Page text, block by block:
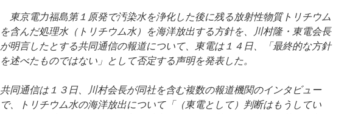
東京電力福島第１原発で汚染水を浄化した後に残る放射性物質トリチウム
を含んだ処理水（トリチウム水）を海洋放出する方針を、川村隆・東電会長
が明言したとする共同通信の報道について、東電は１４日、「最終的な方針
を述べたものではない」として否定する声明を発表した。
共同通信は１３日、川村会長が同社を含む複数の報道機関のインタビュー
で、トリチウム水の海洋放出について「（東電として）判断はもうしてい